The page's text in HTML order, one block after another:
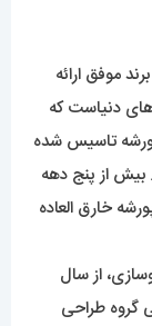
موفق ارائه
های دنیاست که
پورشه تاسیس شده
بیش از پنج دهه
خارق العاده
از سال
گروه طراحی